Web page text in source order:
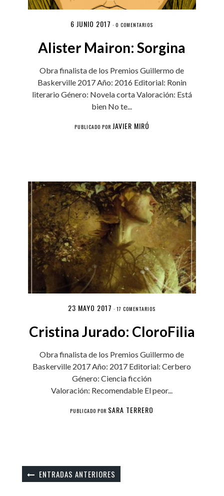
6 JUNIO 2017 ·0 COMENTARIOS
Alister Mairon: Sorgina
Obra finalista de los Premios Guillermo de
Baskerville 2017 Año: 2016 Editorial: Ronin
literario Género: Novela corta Valoración: Está
bien No te...
PUBLICADO POR JAVIER MIRÓ
23 MAYO 2017 ·17 COMENTARIOS
Cristina Jurado: CloroFilia
Obra finalista de los Premios Guillermo de
Baskerville 2017 Año: 2017 Editorial: Cerbero
Género: Ciencia ficción
Valoración: Recomendable El peor...
PUBLICADO POR SARA TERRERO
ENTRADAS ANTERIORES